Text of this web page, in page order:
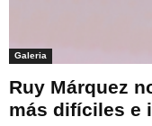
Galeria
Ruy Márquez
más difíciles e